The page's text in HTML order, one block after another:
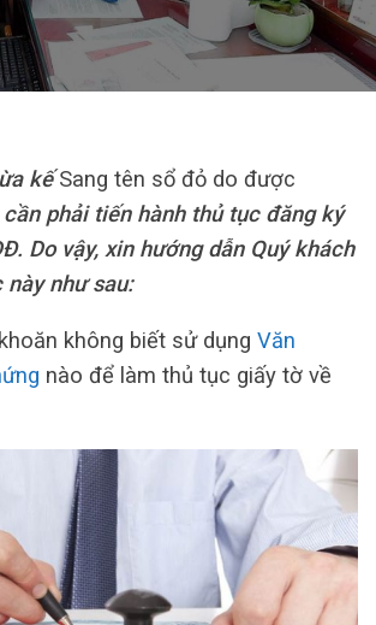
kếSang tên sổ đỏ do được
cần phải tiến hành thủ tục đăng ký
Do vậy, xin hướng dẫn Quý khách
như sau:
không biết sử dụng Văn
nào để làm thủ tục giấy tờ về